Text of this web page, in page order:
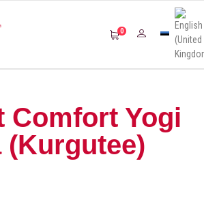
0
Comfort Yogi
(Kurgutee)